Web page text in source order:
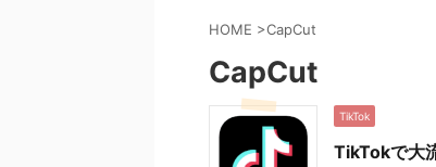
HOME >CapCut
CapCut
TikTok
TikTokで大